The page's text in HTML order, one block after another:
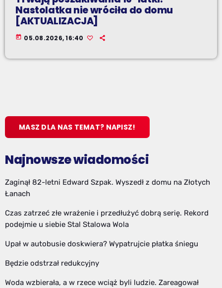
Nastolatka nie wróciła do domu
[AKTUALIZACJA]
today 05.08.2026, 16:40
MASZ DLA NAS TEMAT? NAPISZ!
Najnowsze wiadomości
Zaginął 82-letni Edward Szpak. Wyszedł z domu na Złotych
Łanach
Czas zatrzeć złe wrażenie i przedłużyć dobrą serię. Rekord
podejmie u siebie Stal Stalowa Wola
Upał w autobusie doskwiera? Wypatrujcie płatka śniegu
Będzie odstrzał redukcyjny
Woda wzbierała, a w rzece wciąż byli ludzie. Zareagował